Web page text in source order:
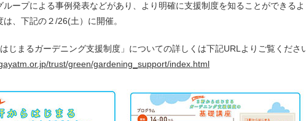
ループによる事例発表などがあり、より明確に支援制度を知ることができるよ
、下記の２/26(土）に開催。
じまるガーデニング支援制度」についての詳しくは下記URLよりご覧くださ
trust/green/gardening_support/index.html